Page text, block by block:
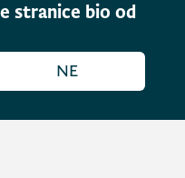
stranice bio od
NE